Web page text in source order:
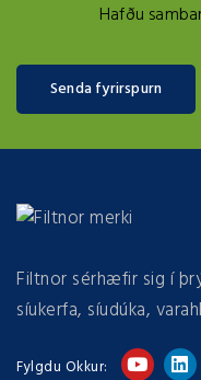
Hafðu
Senda fyrirspurn
Filtnor sérhæfir sig í
síukerfa, síudúka,
Fylgdu Okkur: